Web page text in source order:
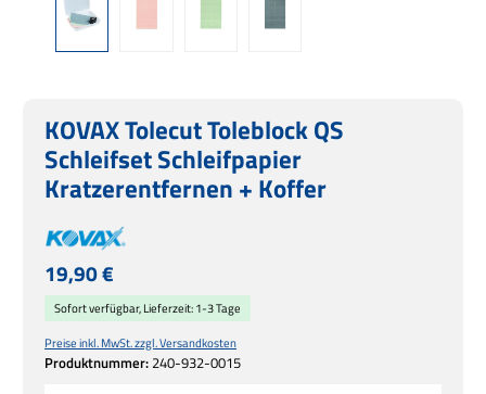
KOVAX Tolecut Toleblock QS
Schleifset Schleifpapier
Kratzerentfernen + Koffer
Regulärer Preis:
19,90 €
Preise inkl. MwSt. zzgl. Versandkosten
Produktnummer:240-932-0015
Sofort verfügbar, Lieferzeit: 1-3 Tage